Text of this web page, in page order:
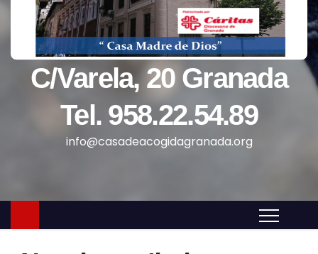
o
C/Varela, 20 Granada
Tel. 958.22.54.89
info@casadeacogidagranada.org